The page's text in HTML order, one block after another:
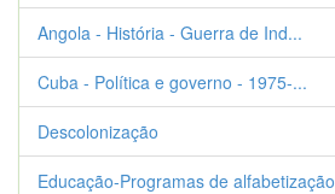
Angola - História - Guerra de Ind...
Cuba - Política e governo - 1975-...
Descolonização
Educação-Programas de alfabetização